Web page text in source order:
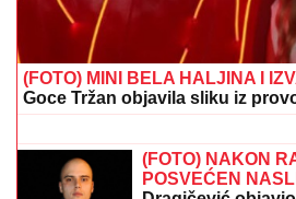
(FOTO) MINI BELA HALJINA I
Goce Tržan objavila sliku iz
KOD ZEMUNA
"Srbijavoza":
licu mesta